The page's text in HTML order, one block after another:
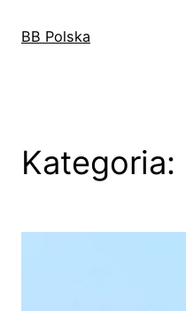
BB Polska
Kategoria: